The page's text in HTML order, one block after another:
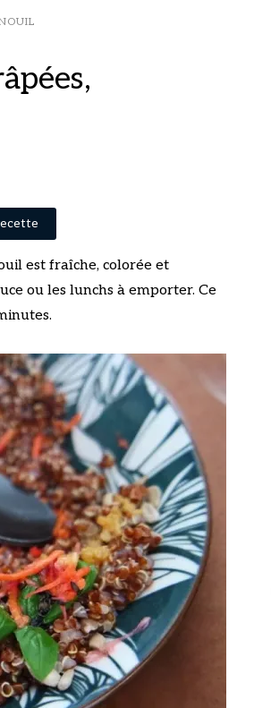
est fraîche, colorée et
ou les lunchs à emporter. Ce